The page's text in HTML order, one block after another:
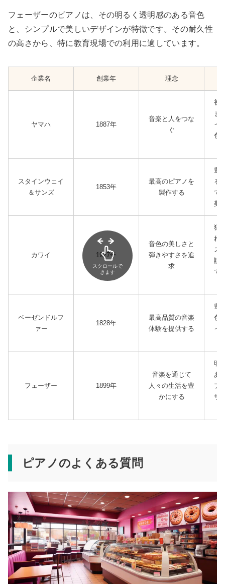
フェーザーのピアノは、その明るく透明感のある音色
と、シンプルで美しいデザインが特徴です。その耐久性
の高さから、特に教育現場での利用に適しています。
企業名 創業年 理念
ヤマハ 1887年
音楽と人をつな
ぐ
初
ま
イ
色
スタインウェイ
＆サンズ
1853年
最高のピアノを
製作する
豊
る
で
美
カワイ 1927年
音色の美しさと
弾きやすさを追
求
独
れ
ズ
設
で
ベーゼンドルフ
ァー
1828年
最高品質の音楽
体験を提供する
豊
色
イ
フェーザー 1899年
音楽を通じて
人々の生活を豊
かにする
明
あ
プ
ザ
スクロールで
きます
ピアノのよくある質問